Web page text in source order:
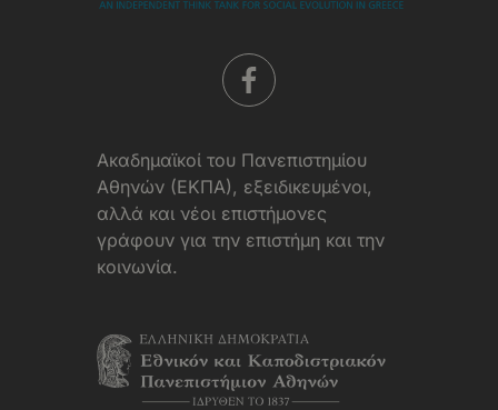
Aκαδημαϊκοί του Πανεπιστημίου
Αθηνών (ΕΚΠΑ), εξειδικευμένοι,
αλλά και νέοι επιστήμονες
γράφουν για την επιστήμη και την
κοινωνία.